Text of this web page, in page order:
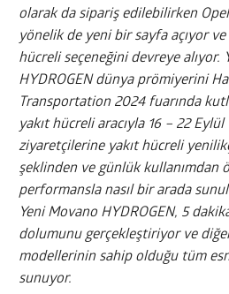
olarak da sipariş edilebilirken
yönelik de yeni bir sayfa açıyor ve
hücreli seçeneğini devreye alıyor.
HYDROGEN dünya prömiyerini
Transportation 2024 fuarında
yakıt hücreli aracıyla 16 – 22
ziyaretçilerine yakıt hücreli
şeklinden ve günlük kullanımdan
performansla nasıl bir arada
Yeni Movano HYDROGEN, 5
dolumunu gerçekleştiriyor ve
modellerinin sahip olduğu tüm
sunuyor.